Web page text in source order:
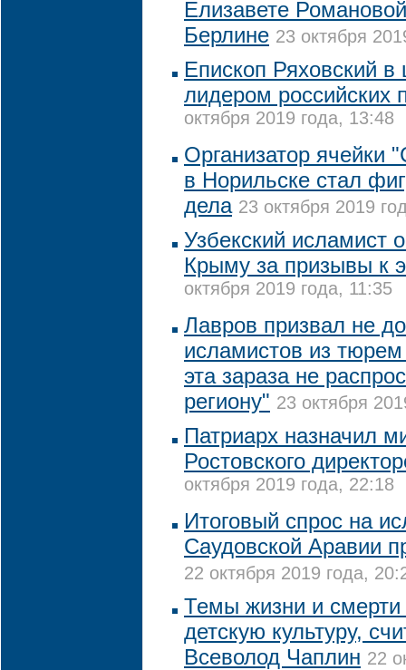
Елизавете
Берлине 23 октября
Епископ Ряховский в
лидером российских
октября 2019 года, 13:48
Организатор ячейки
в Норильске стал
дела 23 октября 2019
Узбекский исламист
Крыму за призывы к
октября 2019 года, 11:35
Лавров призвал не
исламистов из
эта зараза не
региону" 23 октября
Патриарх назначил
Ростовского
октября 2019 года, 22:18
Итоговый спрос на
Саудовской Аравии
22 октября 2019 года,
Темы жизни и смерти
детскую культуру,
Всеволод Чаплин 22